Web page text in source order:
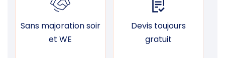
Sans majoration soir
et WE
Devis toujours
gratuit